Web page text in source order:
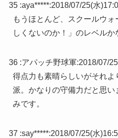
35 :aya*****:2018/07/25(水
もうほとんど、スクールウ
しくないのか！」のレベルか
36 :アパッチ野球軍:2018/07/
得点力も素晴らしいがそれ
派。かなりの守備力だと思
みです。
37 :say*****:2018/07/25(水